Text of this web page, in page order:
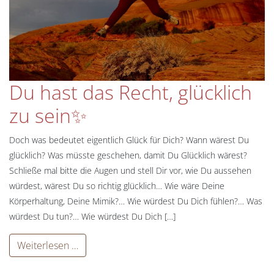
Du hast das Recht, glücklich
zu sein✨
Doch was bedeutet eigentlich Glück für Dich? Wann wärest Du
glücklich? Was müsste geschehen, damit Du Glücklich wärest?
Schließe mal bitte die Augen und stell Dir vor, wie Du aussehen
würdest, wärest Du so richtig glücklich… Wie wäre Deine
Körperhaltung, Deine Mimik?… Wie würdest Du Dich fühlen?… Was
würdest Du tun?… Wie würdest Du Dich […]
Weiterlesen …